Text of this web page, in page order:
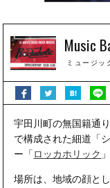
Music
ミュージッ
宇田川町の無国籍通
で構成された細道「
ー「 ロッカホリック
場所は、地域の顔と